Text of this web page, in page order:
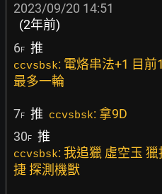
2023/09/20 14:51
(2年前)
6F 推
ccvsbsk: 電烙串法+1 目
最多一輪
7F 推 ccvsbsk: 拿9D
30F 推
ccvsbsk: 我追獵 虛空玉
捷 探測機獸